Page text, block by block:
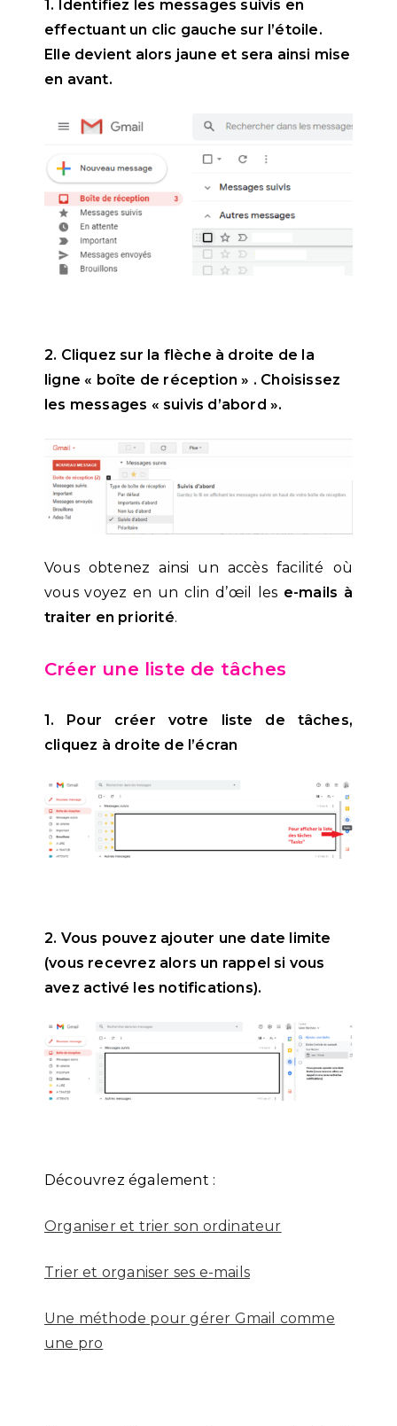
1. Identifiez les messages suivis en
effectuant un clic gauche sur l’étoile.
Elle devient alors jaune et sera ainsi mise
en avant.
2. Cliquez sur la flèche à droite de la
ligne « boîte de réception » . Choisissez
les messages « suivis d’abord ».
Vous obtenez ainsi un accès facilité où
vous voyez en un clin d’œil les e-mails à
traiter en priorité.
Créer une liste de tâches
1. Pour créer votre liste de tâches,
cliquez à droite de l’écran
2. Vous pouvez ajouter une date limite
(vous recevrez alors un rappel si vous
avez activé les notifications).
Découvrez également :
Organiser et trier son ordinateur
Trier et organiser ses e-mails
Une méthode pour gérer Gmail comme
une pro